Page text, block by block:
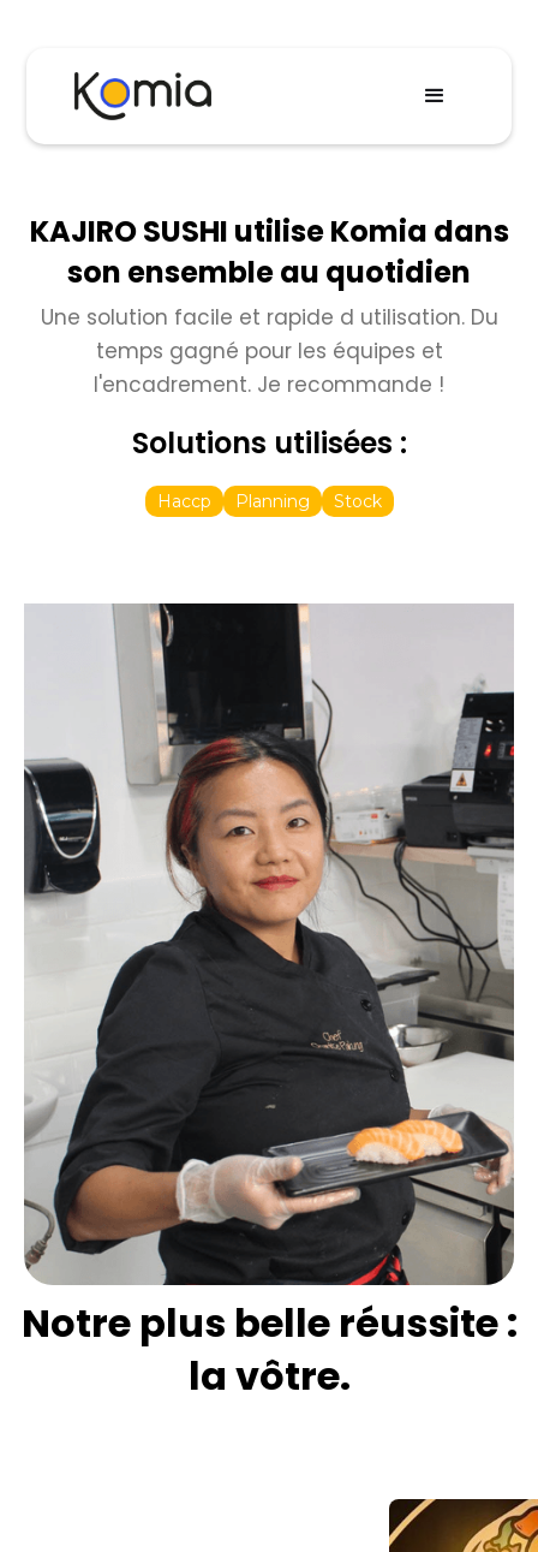
KAJIRO SUSHI utilise Komia dans
son ensemble au quotidien
Une solution facile et rapide d utilisation. Du
temps gagné pour les équipes et
l'encadrement. Je recommande !
Solutions utilisées :
Haccp Planning Stock
Notre plus belle réussite :
la vôtre.